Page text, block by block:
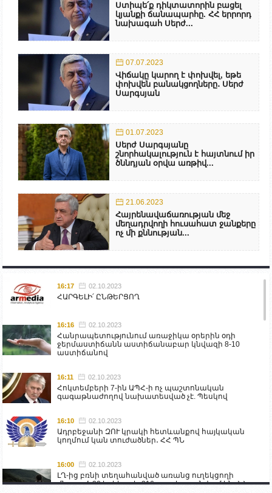
Ստիպե՛ք դիկտատորին բացել
կյանքի ճանապարհը. ՀՀ երրորդ
նախագահ Սերժ...
07.07.2023
Վիճակը կարող է փոխվել, եթե
փոխվեն բանակցողները․ Սերժ
Սարգսյան
01.07.2023
Սերժ Սարգսյանը
շնորհակալություն է հայտնում իր
ծննդյան օրվա առթիվ...
21.06.2023
Հայրենավաճառության մեջ
մեղադրվողի հուսահատ ջանքերը
ոչ մի քննության...
16:17 02.10.2023
ՀԱՐԳԵԼԻ՛ ԸՆԹԵՐՑՈՂ
16:16 02.10.2023
Հանրապետությունում առաջիկա օրերին օդի
ջերմաստիճանն աստիճանաբար կնվազի 8-10
աստիճանով
16:11 02.10.2023
Հոկտեմբերի 7-ին ԱՊՀ-ի ոչ պաշտոնական
գագաթնաժողով նախատեսված չէ. Պեսկով
16:10 02.10.2023
Ադրբեջանի ԶՈՒ կրակի հետևանքով հայկական
կողմում կան տուժածներ․ ՀՀ ՊՆ
16:00 02.10.2023
ԼՂ-ից բռնի տեղահանված առանց ուղեկցողի
մնացած 20 երեխա և 216 տարեց գտնվում են ՀՀ